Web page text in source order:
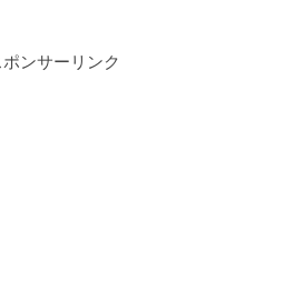
ポンサーリンク